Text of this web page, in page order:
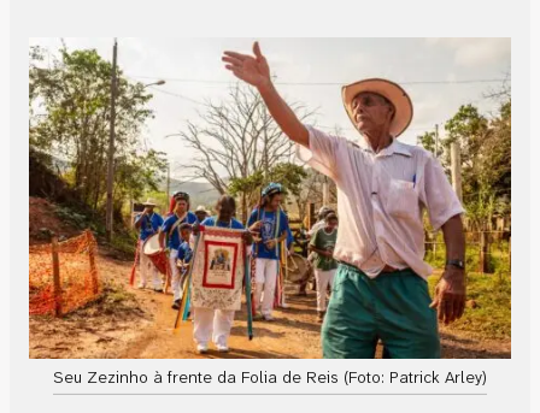
Seu Zezinho à frente da Folia de Reis (Foto: Patrick Arley)